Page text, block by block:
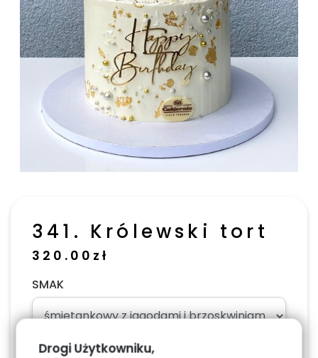
Drogi Użytkowniku,
341. Królewski tort
320.00 zł
SMAK